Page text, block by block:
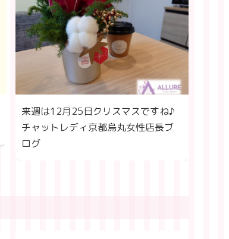
来週は12月25日クリスマスですね♪
チャットレディ京都烏丸女性店長ブ
ログ